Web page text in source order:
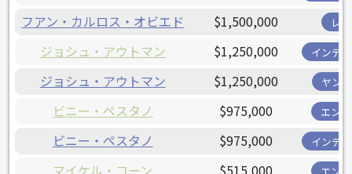
フアン・カルロス・オビエド
$1,500,000 レ
ジョシュ・アウトマン $1,250,000 インデ
ジョシュ・アウトマン $1,250,000 ヤン
ビニー・ペスタノ $975,000 エン
ビニー・ペスタノ $975,000 インデ
マイケル・コーン $515,000